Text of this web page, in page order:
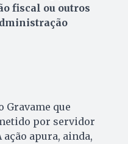
fiscal ou outros
Gravame que
por servidor
apura, ainda,